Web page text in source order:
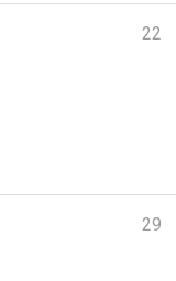
22
29